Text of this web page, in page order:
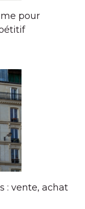
pour
: vente, achat